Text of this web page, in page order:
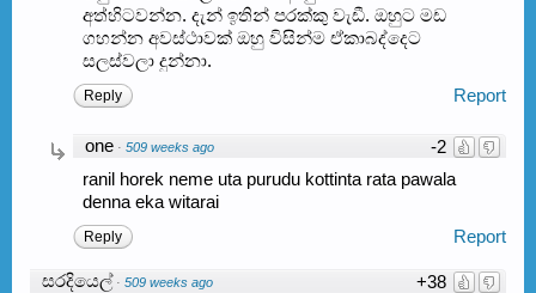
අත්හිටවන්න. දැන් ඉතින් පරක්කු වැඩී. ඔහුට මඩ
ගහන්න අවස්ථාවක් ඔහු විසින්ම ඒකාබද්දෙට
සලස්වලා දුන්නා.
Report
Reply
-2
one · 509 weeks ago
ranil horek neme uta purudu kottinta rata pawala
denna eka witarai
Report
Reply
+38
සරදියෙල් · 509 weeks ago